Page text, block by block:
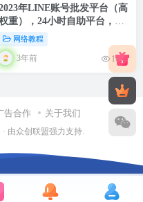
年LINE账号批发平台（高
重），24小时自助平台，安
全可靠网络教程
3年前 166
告合作 关于我们
· 由众创联盟强力支持.